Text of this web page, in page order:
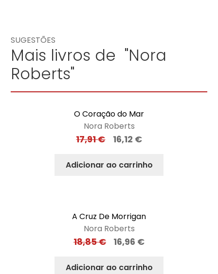
SUGESTÕES
Mais livros de "Nora
Roberts"
O Coração do Mar
Nora Roberts
17,91€ 16,12 €
Adicionar ao carrinho
A Cruz De Morrigan
Nora Roberts
18,85€ 16,96 €
Adicionar ao carrinho